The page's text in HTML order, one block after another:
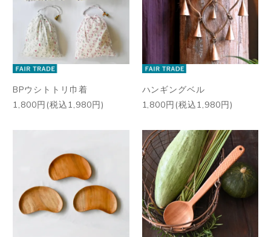
BPウシトトリ巾着
1,800円(税込1,980円)
ハンギングベル
1,800円(税込1,980円)